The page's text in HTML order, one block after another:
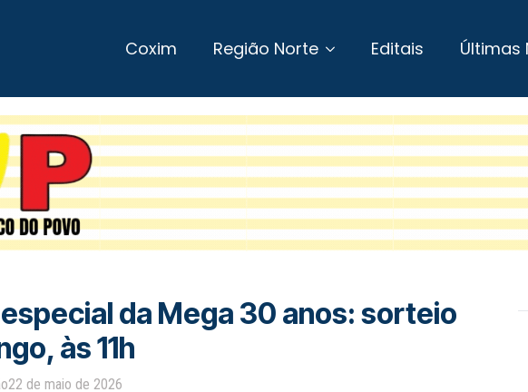
Coxim Região Norte Editais Últimas
da Mega 30 anos: sorteio
às 11h
22 de maio de 2026